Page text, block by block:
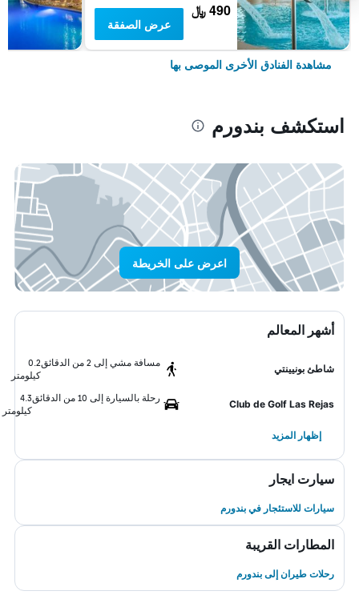
490 ﷼
عرض الصفقة
مشاهدة الفنادق الأخرى الموصى بها
استكشف بندورم
اعرض على الخريطة
أشهر المعالم
شاطئ بونيينتي
مسافة مشي إلى 2 من الدقائق
0.2
كيلومتر
Club de Golf Las Rejas
رحلة بالسيارة إلى 10 من الدقائق
4.3
كيلومتر
إظهار المزيد
سيارت ايجار
سيارات للاستئجار في بندورم
المطارات القريبة
رحلات طيران إلى بندورم